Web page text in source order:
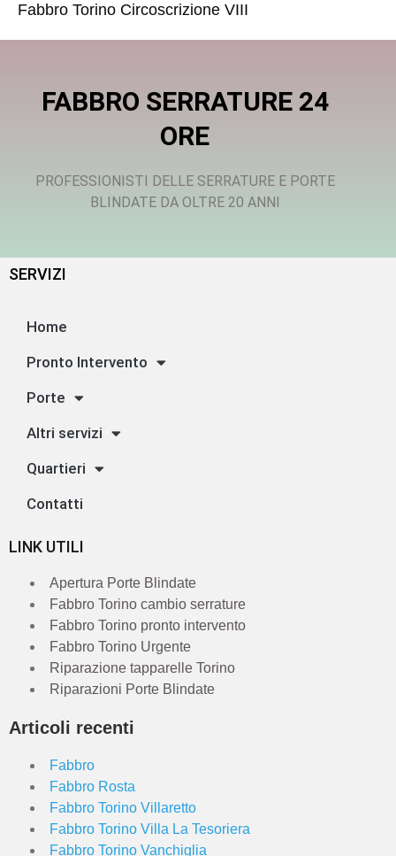
Fabbro Torino Circoscrizione VIII
FABBRO SERRATURE 24
ORE
PROFESSIONISTI DELLE SERRATURE E PORTE
BLINDATE DA OLTRE 20 ANNI
SERVIZI
Home
Pronto Intervento
Porte
Altri servizi
Quartieri
Contatti
LINK UTILI
Apertura Porte Blindate
Fabbro Torino cambio serrature
Fabbro Torino pronto intervento
Fabbro Torino Urgente
Riparazione tapparelle Torino
Riparazioni Porte Blindate
Articoli recenti
Fabbro
Fabbro Rosta
Fabbro Torino Villaretto
Fabbro Torino Villa La Tesoriera
Fabbro Torino Vanchiglia